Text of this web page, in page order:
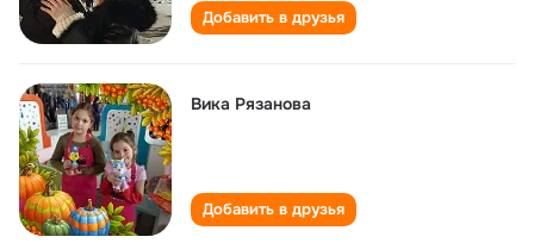
Добавить в друзья
Вика Рязанова
Добавить в друзья